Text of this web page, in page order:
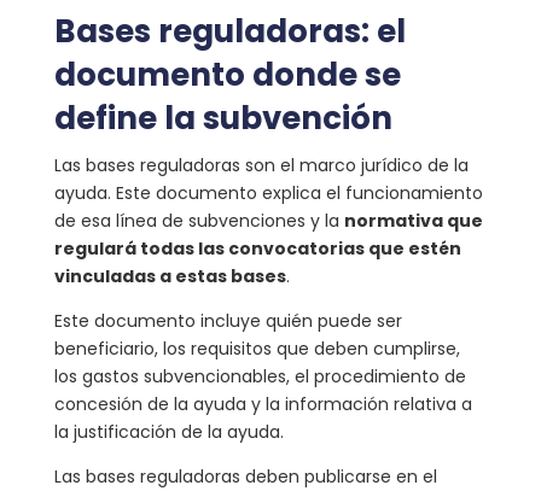
Bases reguladoras: el
documento donde se
define la subvención
Las bases reguladoras son el marco jurídico de la
ayuda. Este documento explica el funcionamiento
de esa línea de subvenciones y la normativa que
regulará todas las convocatorias que estén
vinculadas a estas bases.
Este documento incluye quién puede ser
beneficiario, los requisitos que deben cumplirse,
los gastos subvencionables, el procedimiento de
concesión de la ayuda y la información relativa a
la justificación de la ayuda.
Las bases reguladoras deben publicarse en el